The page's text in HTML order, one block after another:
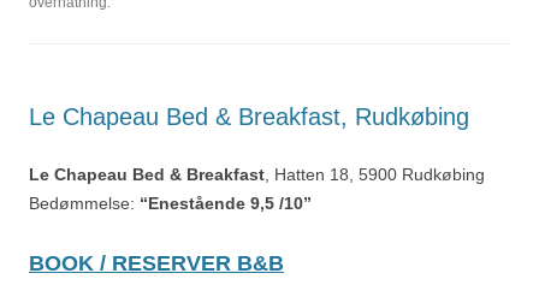
Le Chapeau Bed & Breakfast, Rudkøbing
Le Chapeau Bed & Breakfast, Hatten 18, 5900 Rudkøbing
Bedømmelse: “Enestående 9,5 /10”
BOOK / RESERVER B&B